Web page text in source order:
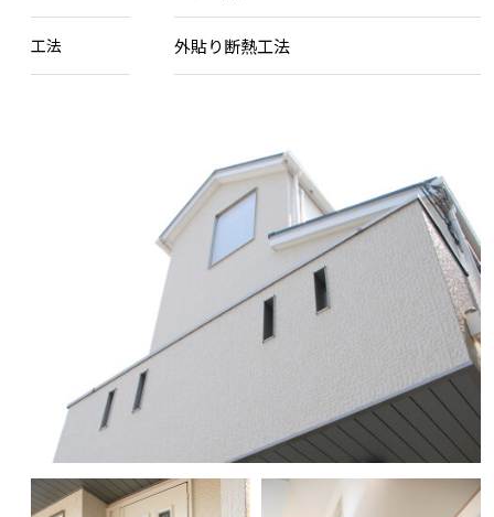
工法 外貼り断熱工法